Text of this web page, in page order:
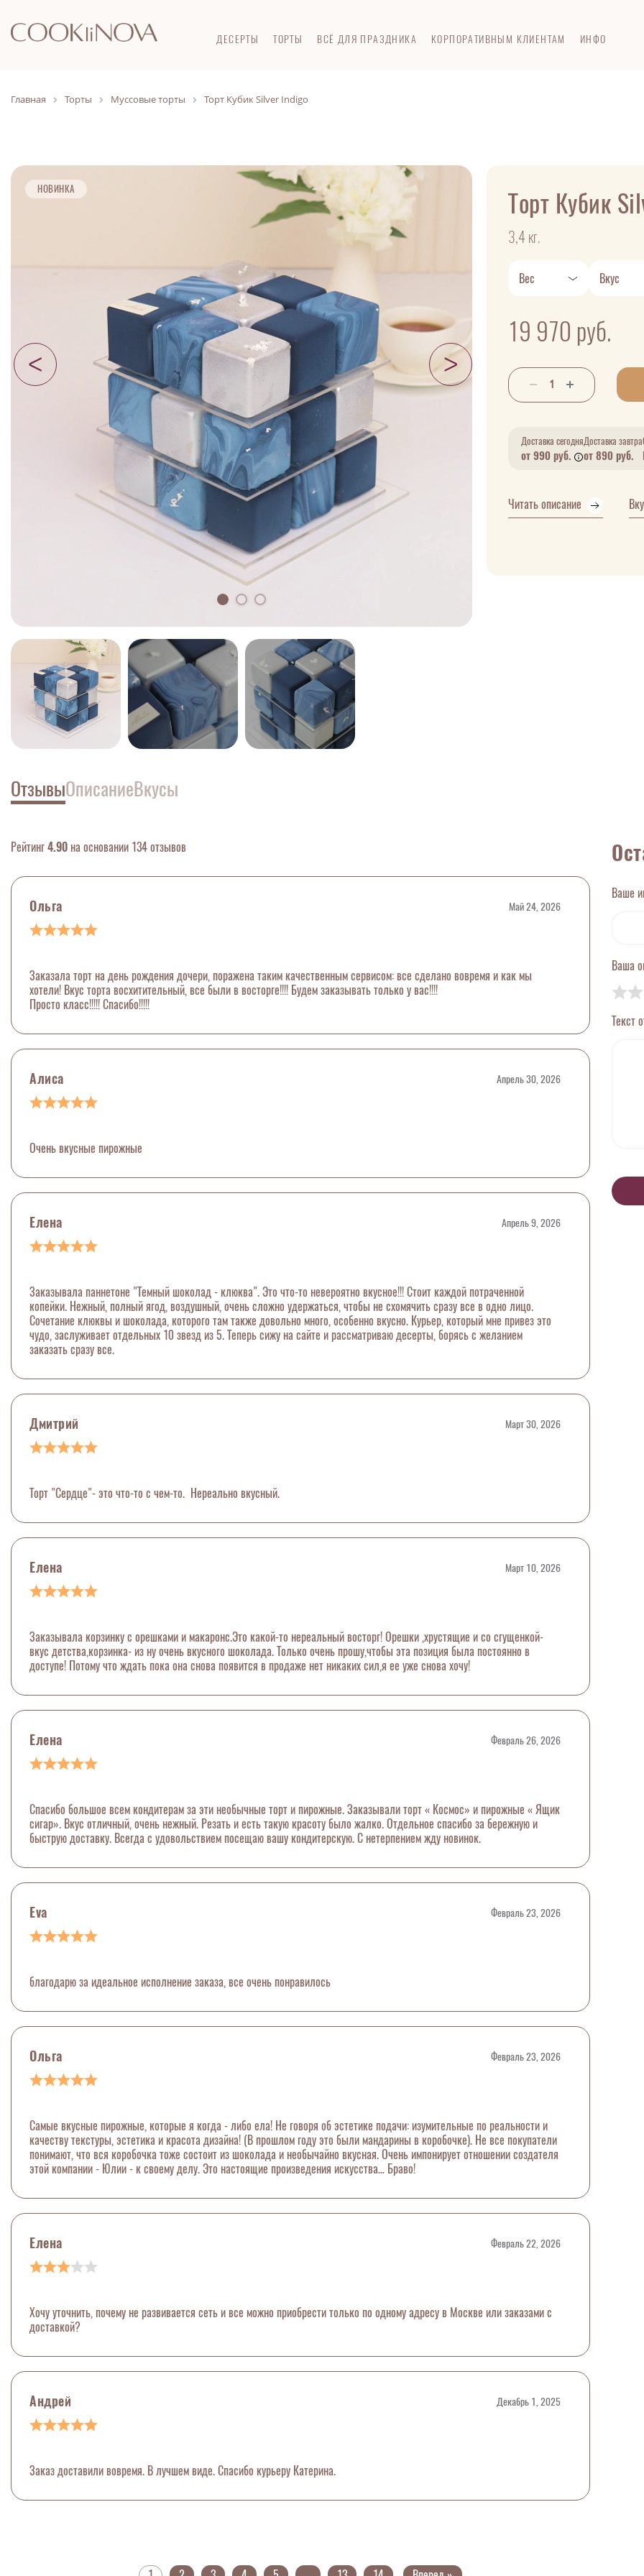
ДЕСЕРТЫ ТОРТЫ ВСЁ ДЛЯ ПРАЗДНИКА КОРПОРАТИВНЫМ КЛИЕНТАМ ИНФО
Главная Торты Муссовые торты Торт Кубик Silver Indigo
НОВИНКА Торт Кубик
3,4 кг.
Вес Вкус
19 970 руб.
Доставка сегодня
от 990 руб.
Доставка завтра
от 890 руб.
Читать описание
ОтзывыОписаниеВкусы
Рейтинг4.90 на основании 134 отзывов
Ольга Май 24, 2026
Заказала торт на день рождения дочери, поражена таким качественным сервисом: все сделано вовремя и как мы
хотели! Вкус торта восхитительный, все были в восторге!!!! Будем заказывать только у вас!!!!
Просто класс!!!!! Спасибо!!!!!
Алиса Апрель 30, 2026
Очень вкусные пирожные
Елена Апрель 9, 2026
Заказывала паннетоне "Темный шоколад - клюква". Это что-то невероятно вкусное!!! Стоит каждой потраченной
копейки. Нежный, полный ягод, воздушный, очень сложно удержаться, чтобы не схомячить сразу все в одно лицо.
Сочетание клюквы и шоколада, которого там также довольно много, особенно вкусно. Курьер, который мне привез это
чудо, заслуживает отдельных 10 звезд из 5. Теперь сижу на сайте и рассматриваю десерты, борясь с желанием
заказать сразу все.
Дмитрий Март 30, 2026
Торт "Сердце"- это что-то с чем-то. Нереально вкусный.
Елена Март 10, 2026
Заказывала корзинку с орешками и макаронс.Это какой-то нереальный восторг! Орешки ,хрустящие и со сгущенкой-
вкус детства,корзинка- из ну очень вкусного шоколада. Только очень прошу,чтобы эта позиция была постоянно в
доступе! Потому что ждать пока она снова появится в продаже нет никаких сил,я ее уже снова хочу!
Елена Февраль 26, 2026
Спасибо большое всем кондитерам за эти необычные торт и пирожные. Заказывали торт « Космос» и пирожные « Ящик
сигар». Вкус отличный, очень нежный. Резать и есть такую красоту было жалко. Отдельное спасибо за бережную и
быструю доставку. Всегда с удовольствием посещаю вашу кондитерскую. С нетерпением жду новинок.
Eva Февраль 23, 2026
благодарю за идеальное исполнение заказа, все очень понравилось
Ольга Февраль 23, 2026
Самые вкусные пирожные, которые я когда - либо ела! Не говоря об эстетике подачи: изумительные по реальности и
качеству текстуры, эстетика и красота дизайна! (В прошлом году это были мандарины в коробочке). Не все покупатели
понимают, что вся коробочка тоже состоит из шоколада и необычайно вкусная. Очень импонирует отношении создателя
этой компании - Юлии - к своему делу. Это настоящие произведения искусства… Браво!
Елена Февраль 22, 2026
Хочу уточнить, почему не развивается сеть и все можно приобрести только по одному адресу в Москве или заказами с
доставкой?
Андрей Декабрь 1, 2025
Заказ доставили вовремя. В лучшем виде. Спасибо курьеру Катерина.
Ваше
Ваша
Текст